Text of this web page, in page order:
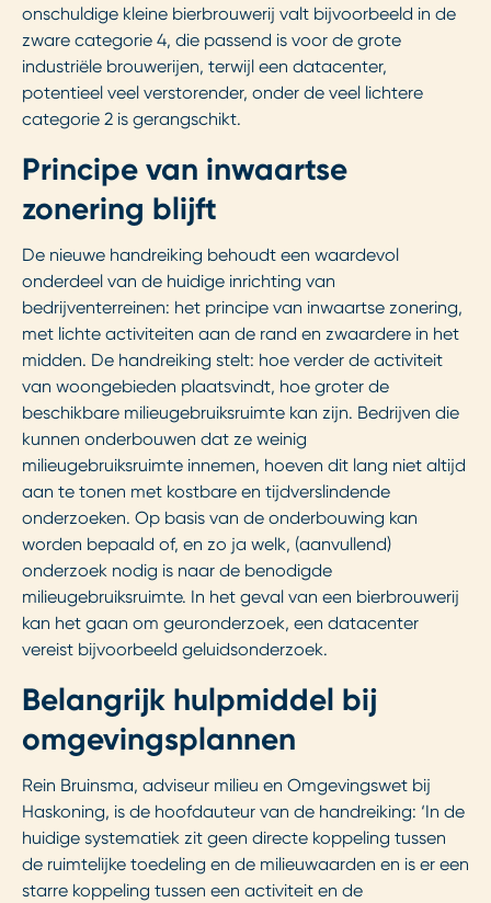
onschuldige kleine bierbrouwerij valt bijvoorbeeld in de
zware categorie 4, die passend is voor de grote
industriële brouwerijen, terwijl een datacenter,
potentieel veel verstorender, onder de veel lichtere
categorie 2 is gerangschikt.
Principe van inwaartse
zonering blijft
De nieuwe handreiking behoudt een waardevol
onderdeel van de huidige inrichting van
bedrijventerreinen: het principe van inwaartse zonering,
met lichte activiteiten aan de rand en zwaardere in het
midden. De handreiking stelt: hoe verder de activiteit
van woongebieden plaatsvindt, hoe groter de
beschikbare milieugebruiksruimte kan zijn. Bedrijven die
kunnen onderbouwen dat ze weinig
milieugebruiksruimte innemen, hoeven dit lang niet altijd
aan te tonen met kostbare en tijdverslindende
onderzoeken. Op basis van de onderbouwing kan
worden bepaald of, en zo ja welk, (aanvullend)
onderzoek nodig is naar de benodigde
milieugebruiksruimte. In het geval van een bierbrouwerij
kan het gaan om geuronderzoek, een datacenter
vereist bijvoorbeeld geluidsonderzoek.
Belangrijk hulpmiddel bij
omgevingsplannen
Rein Bruinsma, adviseur milieu en Omgevingswet bij
Haskoning, is de hoofdauteur van de handreiking: ‘In de
huidige systematiek zit geen directe koppeling tussen
de ruimtelijke toedeling en de milieuwaarden en is er een
starre koppeling tussen een activiteit en de